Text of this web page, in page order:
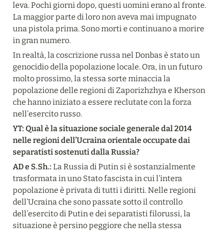
leva. Pochi giorni dopo, questi uomini erano al fronte.
La maggior parte di loro non aveva mai impugnato
una pistola prima. Sono morti e continuano a morire
in gran numero.
In realtà, la coscrizione russa nel Donbas è stato un
genocidio della popolazione locale. Ora, in un futuro
molto prossimo, la stessa sorte minaccia la
popolazione delle regioni di Zaporizhzhya e Kherson
che hanno iniziato a essere reclutate con la forza
nell’esercito russo.
YT: Qual è la situazione sociale generale dal 2014
nelle regioni dell’Ucraina orientale occupate dai
separatisti sostenuti dalla Russia?
AD e S.Sh.: La Russia di Putin si è sostanzialmente
trasformata in uno Stato fascista in cui l’intera
popolazione è privata di tutti i diritti. Nelle regioni
dell’Ucraina che sono passate sotto il controllo
dell’esercito di Putin e dei separatisti filorussi, la
situazione è persino peggiore che nella stessa